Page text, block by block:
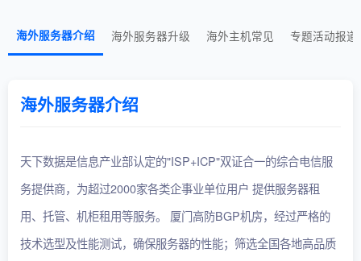
海外服务器介绍 海外服务器升级 海外主机常见 专题活动报道
海外服务器介绍
天下数据是信息产业部认定的"ISP+ICP"双证合一的综合电信服
务提供商，为超过2000家各类企事业单位用户 提供服务器租
用、托管、机柜租用等服务。 厦门高防BGP机房，经过严格的
技术选型及性能测试，确保服务器的性能；筛选全国各地高品质